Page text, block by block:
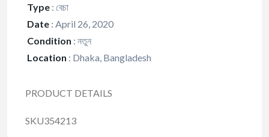
Type : বেচা
Date : April 26, 2020
Condition : নতুন
Location : Dhaka, Bangladesh
PRODUCT DETAILS
SKU354213